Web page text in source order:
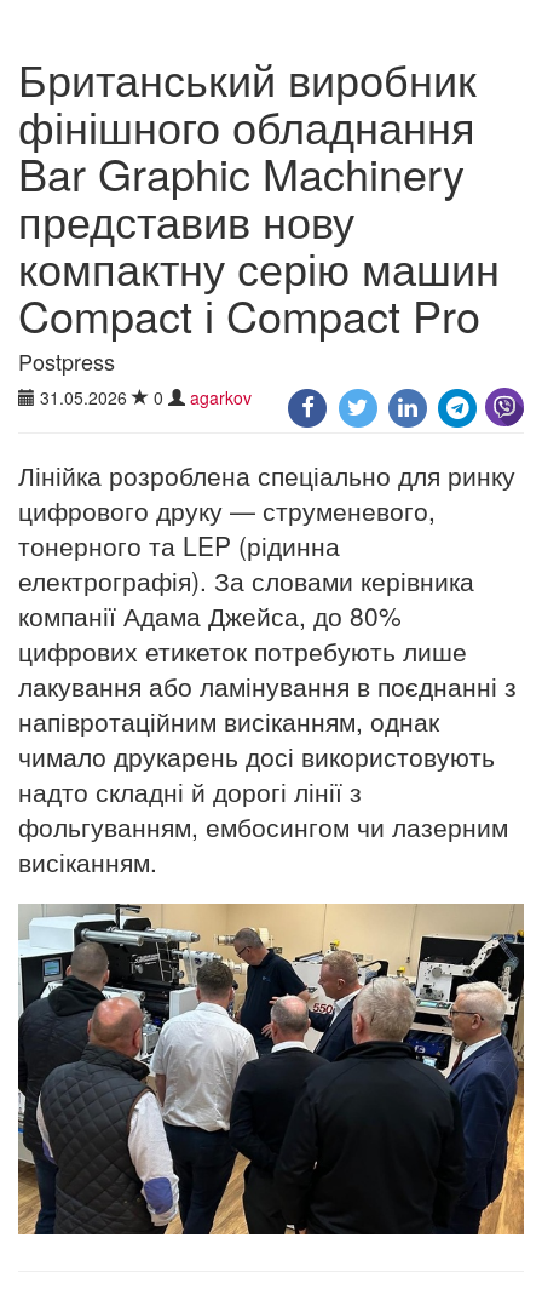
Британський виробник
фінішного обладнання
Bar Graphic Machinery
представив нову
компактну серію машин
Compact і Compact Pro
Postpress
31.05.2026 0 agarkov
Лінійка розроблена спеціально для ринку
цифрового друку — струменевого,
тонерного та LEP (рідинна
електрографія). За словами керівника
компанії Адама Джейса, до 80%
цифрових етикеток потребують лише
лакування або ламінування в поєднанні з
напівротаційним висіканням, однак
чимало друкарень досі використовують
надто складні й дорогі лінії з
фольгуванням, ембосингом чи лазерним
висіканням.